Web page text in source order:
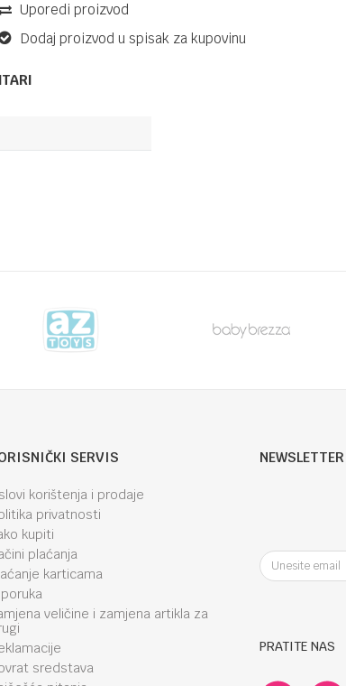
Uporedi proizvod
Dodaj proizvod u spisak za kupovinu
SERVIS
korištenja i prodaje
privatnosti
kupiti
plaćanja
karticama
veličine i zamjena artikla za
sredstava
NEWSLETTER
PRATITE NAS